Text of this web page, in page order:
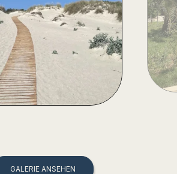
GALERIE ANSEHEN